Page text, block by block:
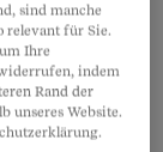
eine
sind manche
relevant für Sie.
Ihre
indem
Rand der
unseres Website.